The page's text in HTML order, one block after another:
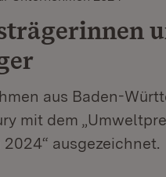
aus Baden-
mit dem
ausgezeichnet.